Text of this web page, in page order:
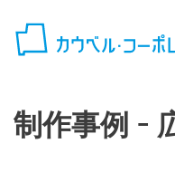
制作事例 -